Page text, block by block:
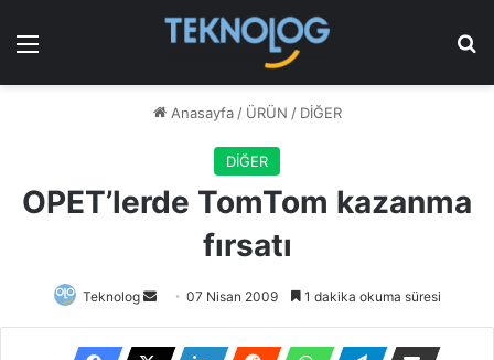
Menü
Anasayfa / ÜRÜN / DİĞER
DİĞER
OPET’lerde TomTom kazanma
fırsatı
Teknolog
Bir
posta
07 Nisan 2009 1 dakika okuma süresi